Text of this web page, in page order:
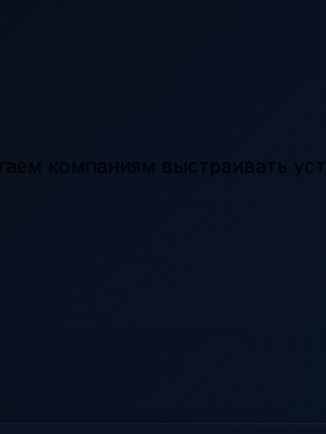
компаниям выстраивать